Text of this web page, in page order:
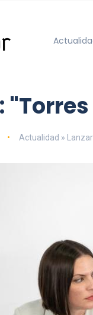
Actualidad »